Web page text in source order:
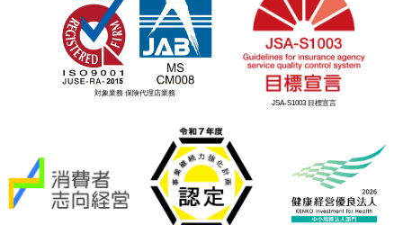
対象業務 保険代理店業務
JSA-S1003 目標宣言